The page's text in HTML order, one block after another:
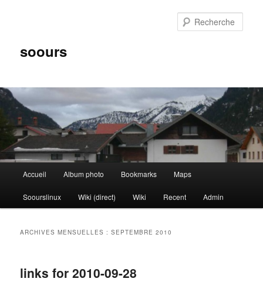
soours
Accueil Album photo Bookmarks Maps
Soourslinux Wiki (direct) Wiki Recent Admin
ARCHIVES MENSUELLES :SEPTEMBRE 2010
links for 2010-09-28